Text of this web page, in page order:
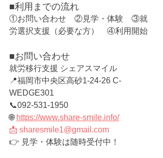
■利用までの流れ
①お問い合わせ　②見学・体験　③就
労選択支援（必要な方）　④利用開始
■お問い合わせ
就労移行支援 シェアスマイル
📍福岡市中央区高砂1-24-26 C-
WEDGE301
📞092-531-1950
🌐 https://www.share-smile.info/
📩 sharesmile1@gmail.com
👉 見学・体験は随時受付中！